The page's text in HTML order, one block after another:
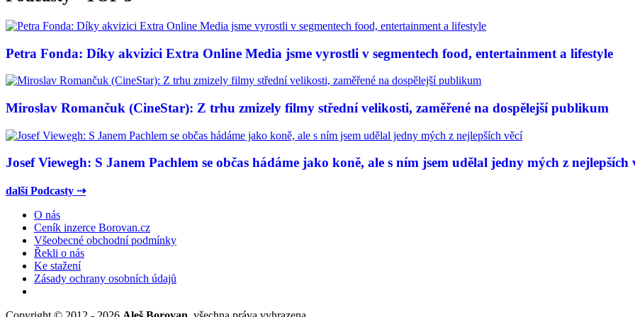
Petra Fonda: Díky akvizici Extra Online Media jsme vyrostli v segmentech food, entertainment a lifestyle
Miroslav Romančuk (CineStar): Z trhu zmizely filmy střední velikosti, zaměřené na dospělejší publikum
Josef Viewegh: S Janem Pachlem se občas hádáme jako koně, ale s ním jsem udělal jedny mých z nejlepších
další Podcasty ⇢
O nás
Ceník inzerce Borovan.cz
Všeobecné obchodní podmínky
Řekli o nás
Ke stažení
Zásady ochrany osobních údajů